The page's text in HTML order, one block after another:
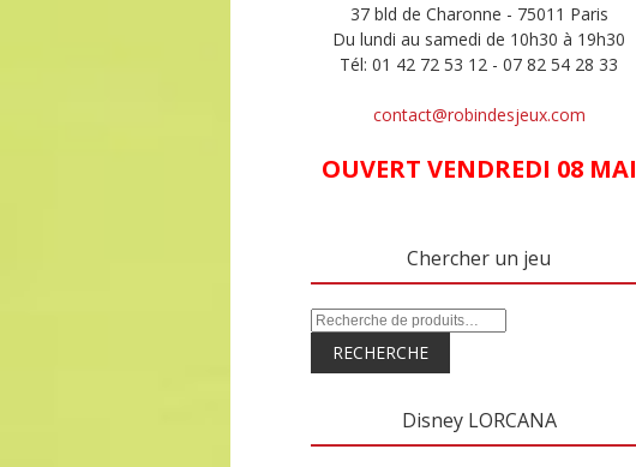
37 bld de Charonne - 75011 Paris
Du lundi au samedi de 10h30 à 19h30
Tél: 01 42 72 53 12 - 07 82 54 28 33
contact@robindesjeux.com
OUVERT VENDREDI 08 MAI
Chercher un jeu
RECHERCHE
Disney LORCANA